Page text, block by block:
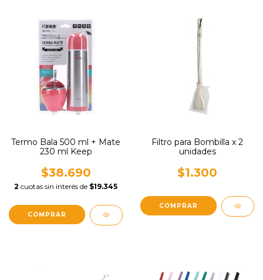
Termo Bala 500 ml + Mate
230 ml Keep
$38.690
2 cuotas sin interés de $19.345
Filtro para Bombilla x 2
unidades
$1.300